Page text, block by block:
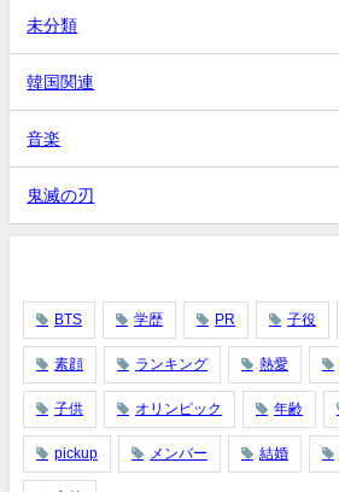
未分類
韓国関連
音楽
鬼滅の刃
BTS 学歴 PR 子役
素顔 ランキング 熱愛
子供 オリンピック 年齢
pickup メンバー 結婚